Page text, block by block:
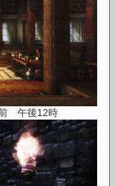
前 午後12時